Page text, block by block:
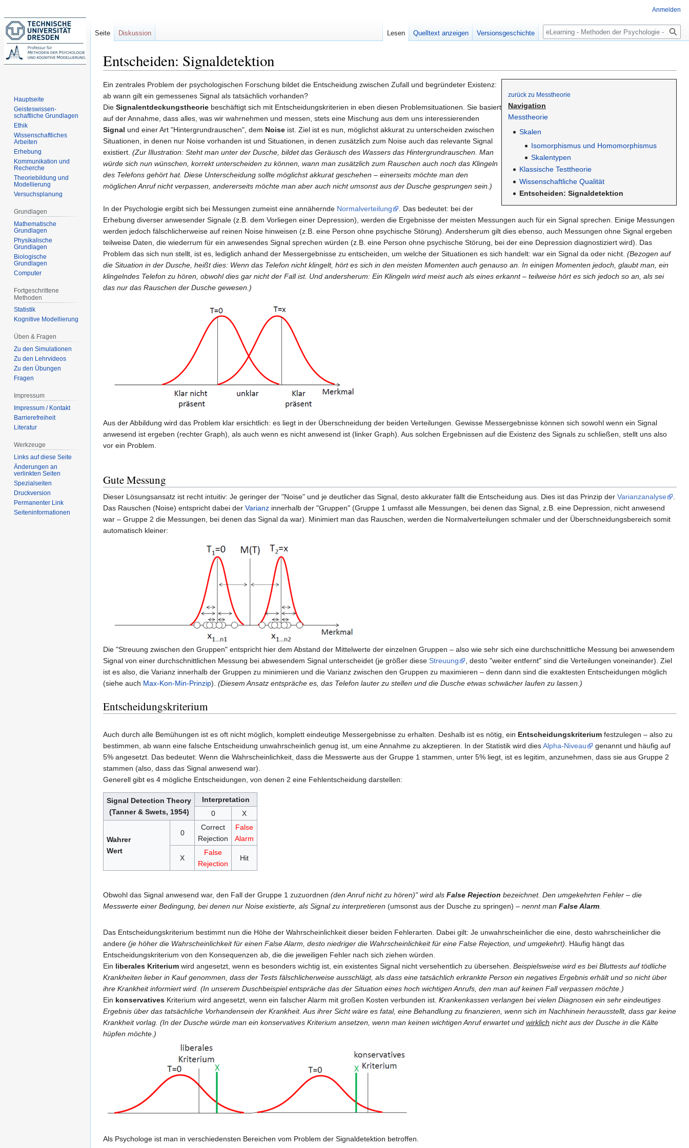
Entscheiden: Signaldetektion
Zur
Navigation
springen
Zur
Suche
springen
zurück zu Messtheorie
Navigation
Messtheorie
Skalen
Isomorphismus und Homomorphismus
Skalentypen
Klassische Testtheorie
Wissenschaftliche Qualität
Entscheiden: Signaldetektion
Ein zentrales Problem der psychologischen Forschung bildet die Entscheidung zwischen Zufall und begründeter Existenz:
ab wann gilt ein gemessenes Signal als tatsächlich vorhanden?
Die Signalentdeckungstheorie beschäftigt sich mit Entscheidungskriterien in eben diesen Problemsituationen. Sie basiert
auf der Annahme, dass alles, was wir wahrnehmen und messen, stets eine Mischung aus dem uns interessierenden
Signal und einer Art "Hintergrundrauschen", dem Noise ist. Ziel ist es nun, möglichst akkurat zu unterscheiden zwischen
Situationen, in denen nur Noise vorhanden ist und Situationen, in denen zusätzlich zum Noise auch das relevante Signal
existiert. (Zur Illustration: Steht man unter der Dusche, bildet das Geräusch des Wassers das Hintergrundrauschen. Man
würde sich nun wünschen, korrekt unterscheiden zu können, wann man zusätzlich zum Rauschen auch noch das Klingeln
des Telefons gehört hat. Diese Unterscheidung sollte möglichst akkurat geschehen – einerseits möchte man den
möglichen Anruf nicht verpassen, andererseits möchte man aber auch nicht umsonst aus der Dusche gesprungen sein.)
In der Psychologie ergibt sich bei Messungen zumeist eine annähernde Normalverteilung
. Das bedeutet: bei der
Erhebung diverser anwesender Signale (z.B. dem Vorliegen einer Depression), werden die Ergebnisse der meisten Messungen auch für ein Signal sprechen. Einige Messungen
werden jedoch fälschlicherweise auf reinen Noise hinweisen (z.B. eine Person ohne psychische Störung). Andersherum gilt dies ebenso, auch Messungen ohne Signal ergeben
teilweise Daten, die wiederrum für ein anwesendes Signal sprechen würden (z.B. eine Person ohne psychische Störung, bei der eine Depression diagnostiziert wird). Das
Problem das sich nun stellt, ist es, lediglich anhand der Messergebnisse zu entscheiden, um welche der Situationen es sich handelt: war ein Signal da oder nicht. (Bezogen auf
die Situation in der Dusche, heißt dies: Wenn das Telefon nicht klingelt, hört es sich in den meisten Momenten auch genauso an. In einigen Momenten jedoch, glaubt man, ein
klingelndes Telefon zu hören, obwohl dies gar nicht der Fall ist. Und andersherum: Ein Klingeln wird meist auch als eines erkannt – teilweise hört es sich jedoch so an, als sei
das nur das Rauschen der Dusche gewesen.)
Aus der Abbildung wird das Problem klar ersichtlich: es liegt in der Überschneidung der beiden Verteilungen. Gewisse Messergebnisse können sich sowohl wenn ein Signal
anwesend ist ergeben (rechter Graph), als auch wenn es nicht anwesend ist (linker Graph). Aus solchen Ergebnissen auf die Existenz des Signals zu schließen, stellt uns also
vor ein Problem.
Gute Messung
Dieser Lösungsansatz ist recht intuitiv: Je geringer der "Noise" und je deutlicher das Signal, desto akkurater fällt die Entscheidung aus. Dies ist das Prinzip der Varianzanalyse
.
Das Rauschen (Noise) entspricht dabei der Varianz innerhalb der "Gruppen" (Gruppe 1 umfasst alle Messungen, bei denen das Signal, z.B. eine Depression, nicht anwesend
war – Gruppe 2 die Messungen, bei denen das Signal da war). Minimiert man das Rauschen, werden die Normalverteilungen schmaler und der Überschneidungsbereich somit
automatisch kleiner:
Die "Streuung zwischen den Gruppen" entspricht hier dem Abstand der Mittelwerte der einzelnen Gruppen – also wie sehr sich eine durchschnittliche Messung bei anwesendem
Signal von einer durchschnittlichen Messung bei abwesendem Signal unterscheidet (je größer diese Streuung
, desto "weiter entfernt" sind die Verteilungen voneinander). Ziel
ist es also, die Varianz innerhalb der Gruppen zu minimieren und die Varianz zwischen den Gruppen zu maximieren – denn dann sind die exaktesten Entscheidungen möglich
(siehe auch Max-Kon-Min-Prinzip). (Diesem Ansatz entspräche es, das Telefon lauter zu stellen und die Dusche etwas schwächer laufen zu lassen.)
Entscheidungskriterium
Auch durch alle Bemühungen ist es oft nicht möglich, komplett eindeutige Messergebnisse zu erhalten. Deshalb ist es nötig, ein Entscheidungskriterium festzulegen – also zu
bestimmen, ab wann eine falsche Entscheidung unwahrscheinlich genug ist, um eine Annahme zu akzeptieren. In der Statistik wird diesAlpha-Niveau
genannt und häufig auf
5% angesetzt. Das bedeutet: Wenn die Wahrscheinlichkeit, dass die Messwerte aus der Gruppe 1 stammen, unter 5% liegt, ist es legitim, anzunehmen, dass sie aus Gruppe 2
stammen (also, dass das Signal anwesend war).
Generell gibt es 4 mögliche Entscheidungen, von denen 2 eine Fehlentscheidung darstellen:
Signal Detection Theory
(Tanner & Swets, 1954)
Interpretation
0
X
Wahrer
Wert
0
Correct
Rejection
False
Alarm
X
False
Rejection
Hit
Obwohl das Signal anwesend war, den Fall der Gruppe 1 zuzuordnen (den Anruf nicht zu hören)" wird als False Rejection bezeichnet. Den umgekehrten Fehler – die
Messwerte einer Bedingung, bei denen nur Noise existierte, als Signal zu interpretieren (umsonst aus der Dusche zu springen) – nennt man False Alarm.
Das Entscheidungskriterium bestimmt nun die Höhe der Wahrscheinlichkeit dieser beiden Fehlerarten. Dabei gilt: Je unwahrscheinlicher die eine, desto wahrscheinlicher die
andere (je höher die Wahrscheinlichkeit für einen False Alarm, desto niedriger die Wahrscheinlichkeit für eine False Rejection, und umgekehrt). Häufig hängt das
Entscheidungskriterium von den Konsequenzen ab, die die jeweiligen Fehler nach sich ziehen würden.
Ein liberales Kriterium wird angesetzt, wenn es besonders wichtig ist, ein existentes Signal nicht versehentlich zu übersehen. Beispielsweise wird es bei Bluttests auf tödliche
Krankheiten lieber in Kauf genommen, dass der Tests fälschlicherweise ausschlägt, als dass eine tatsächlich erkrankte Person ein negatives Ergebnis erhält und so nicht über
ihre Krankheit informiert wird. (In unserem Duschbeispiel entspräche das der Situation eines hoch wichtigen Anrufs, den man auf keinen Fall verpassen möchte.)
Ein konservatives Kriterium wird angesetzt, wenn ein falscher Alarm mit großen Kosten verbunden ist. Krankenkassen verlangen bei vielen Diagnosen ein sehr eindeutiges
Ergebnis über das tatsächliche Vorhandensein der Krankheit. Aus ihrer Sicht wäre es fatal, eine Behandlung zu finanzieren, wenn sich im Nachhinein herausstellt, dass gar keine
Krankheit vorlag. (In der Dusche würde man ein konservatives Kriterium ansetzen, wenn man keinen wichtigen Anruf erwartet und wirklich nicht aus der Dusche in die Kälte
hüpfen möchte.)
Als Psychologe ist man in verschiedensten Bereichen vom Problem der Signaldetektion betroffen.
Anmelden
Seite Diskussion Lesen Quelltext anzeigen Versionsgeschichte Suche
Hauptseite
Geisteswissen-
schaftliche Grundlagen
Ethik
Wissenschaftliches
Arbeiten
Erhebung
Kommunikation und
Recherche
Theoriebildung und
Modellierung
Versuchsplanung
Grundlagen
Mathematische
Grundlagen
Physikalische
Grundlagen
Biologische
Grundlagen
Computer
Fortgeschrittene
Methoden
Statistik
Kognitive Modellierung
Üben & Fragen
Zu den Simulationen
Zu den Lehrvideos
Zu den Übungen
Fragen
Impressum
Impressum / Kontakt
Barrierefreiheit
Literatur
Werkzeuge
Links auf diese Seite
Änderungen an
verlinkten Seiten
Spezialseiten
Druckversion
Permanenter Link
Seiten­informationen